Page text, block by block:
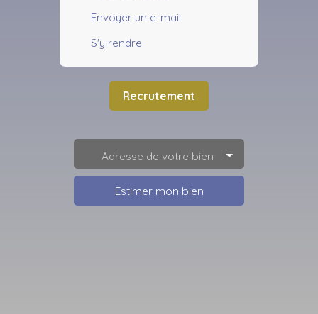
Envoyer un e-mail
S'y rendre
Recrutement
Adresse de votre bien
Estimer mon bien